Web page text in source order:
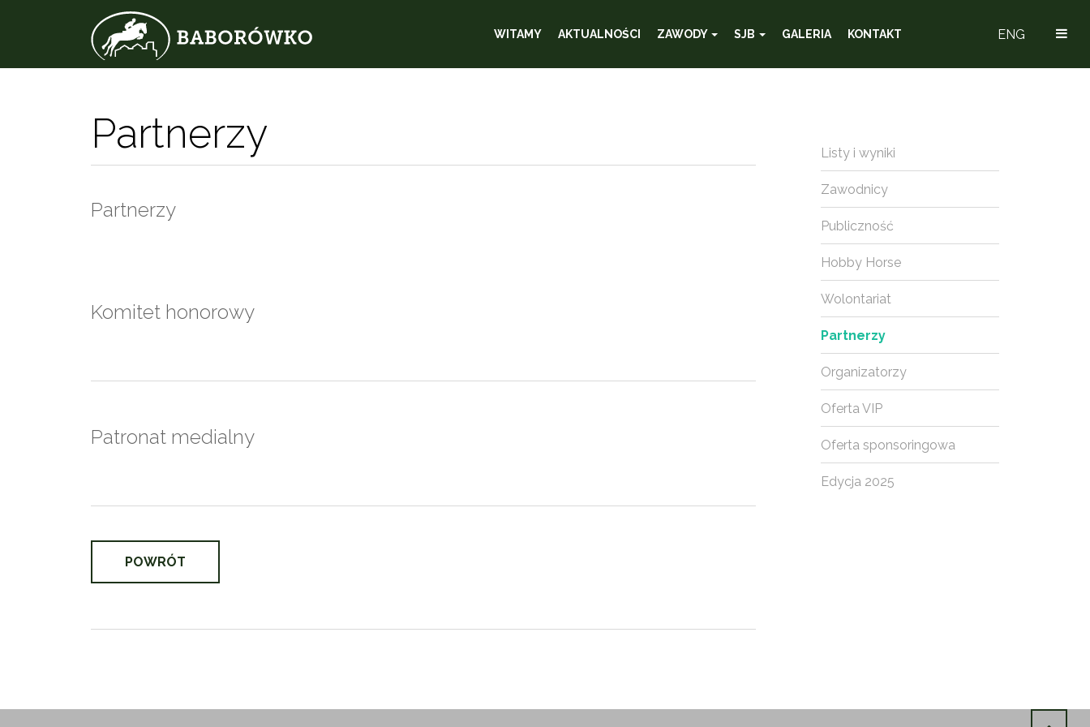
ENG
WITAMY AKTUALNOŚCI ZAWODY SJB GALERIA KONTAKT
Partnerzy
Partnerzy
Komitet honorowy
Patronat medialny
POWRÓT
Listy i wyniki
Zawodnicy
Publiczność
Hobby Horse
Wolontariat
Partnerzy
Organizatorzy
Oferta VIP
Oferta sponsoringowa
Edycja 2025